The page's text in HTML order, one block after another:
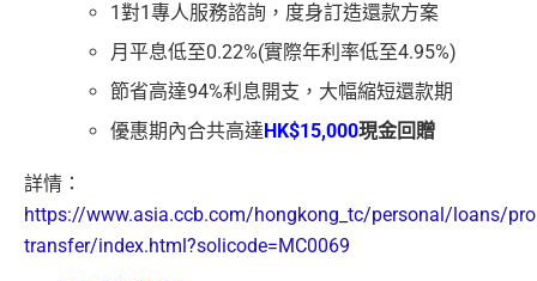
1對1專人服務諮詢，度身訂造還款方案
月平息低至0.22%(實際年利率低至4.95%)
節省高達94%利息開支，大幅縮短還款期
優惠期內合共高達 HK$15,000現金回贈
詳情：
https://www.asia.ccb.com/hongkong_tc/personal/loans/
transfer/index.html?solicode=MC0069